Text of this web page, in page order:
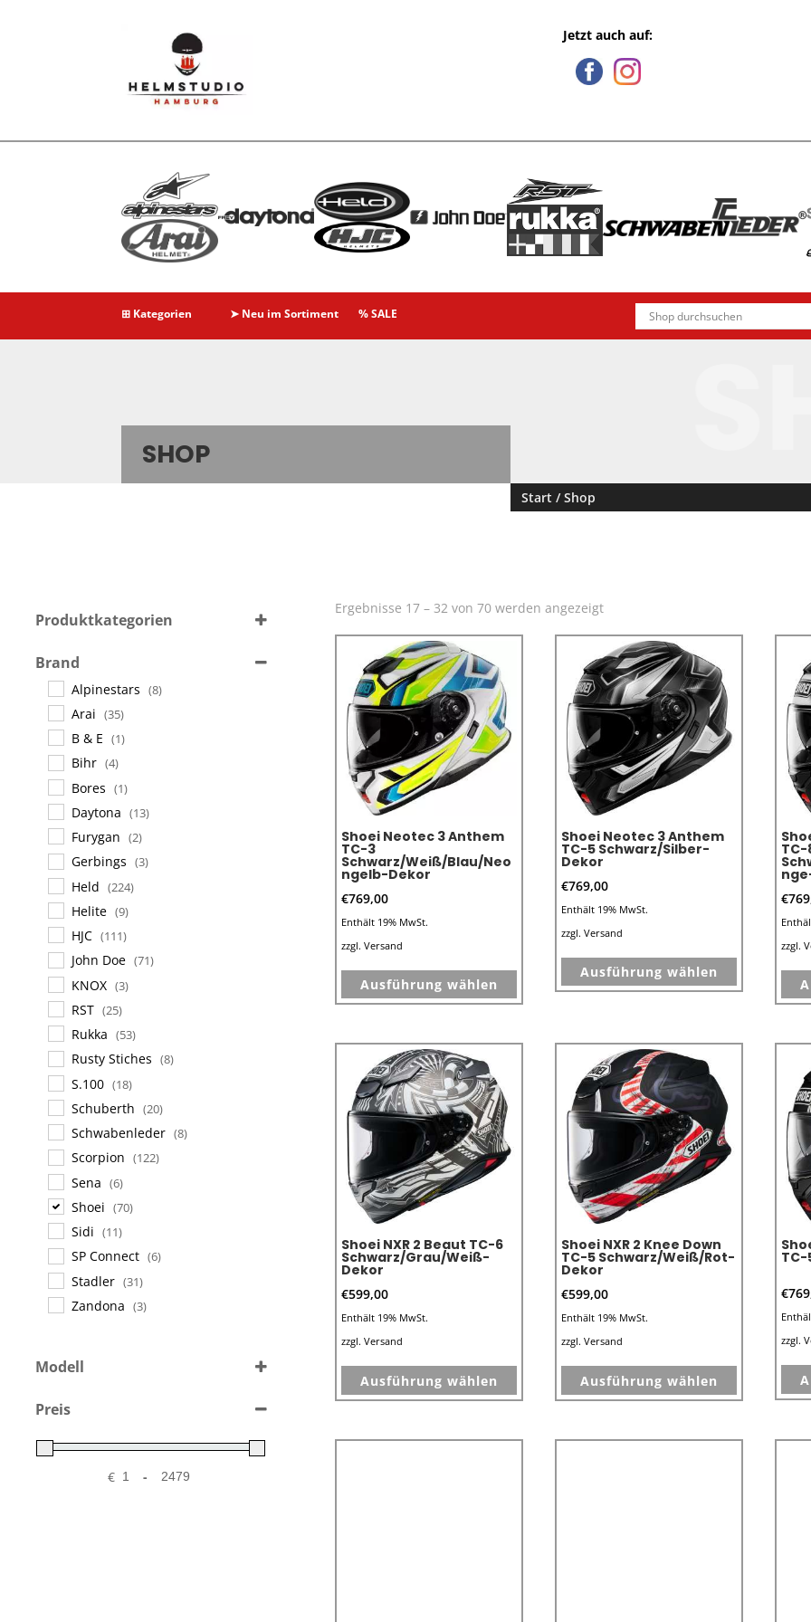
Jetzt auch auf:
⊞ Kategorien ➤ Neu im Sortiment % SALE
SHOP
Start / Shop
Produktkategorien
Helme
Accessoires (71)
Brand
Alpinestars (8)
Arai (35)
B & E (1)
Bihr (4)
Bores (1)
Daytona (13)
Furygan (2)
Gerbings (3)
Held (224)
Helite (9)
HJC (111)
John Doe (71)
KNOX (3)
RST (25)
Rukka (53)
Rusty Stiches (8)
S.100 (18)
Schuberth (20)
Schwabenleder (8)
Scorpion (122)
Sena (6)
Shoei (70)
Sidi (11)
SP Connect (6)
Stadler (31)
Zandona (3)
Modell
NXR 2 (11)
X-SPR PRO
Preis
€ -
Ergebnisse 17 – 32 von 70 werden angezeigt
Shoei Neotec 3 Anthem
TC-3
Schwarz/Weiß/Blau/Neo
ngelb-Dekor
€769,00
Enthält 19% MwSt.
zzgl.Versand
Ausführung wählen
Dieses
Produkt
mehrere
Optionen
Produktseite
gewählt
Shoei Neotec 3 Anthem
TC-5 Schwarz/Silber-
Dekor
€769,00
Enthält 19% MwSt.
zzgl.Versand
Ausführung wählen
Dieses
Varianten
Optionen
Produktseite
gewählt
TC-
€
zzgl.
Shoei NXR 2 Beaut TC-6
Schwarz/Grau/Weiß-
Dekor
€599,00
Enthält 19% MwSt.
zzgl.Versand
Ausführung wählen
Dieses
Shoei NXR 2 Knee Down
TC-5 Schwarz/Weiß/Rot-
Dekor
€599,00
Enthält 19% MwSt.
zzgl.Versand
Ausführung wählen
Dieses
TC-
€
zzgl.